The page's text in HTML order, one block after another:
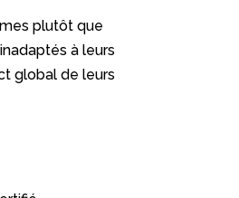
plutôt que
à leurs
global de leurs